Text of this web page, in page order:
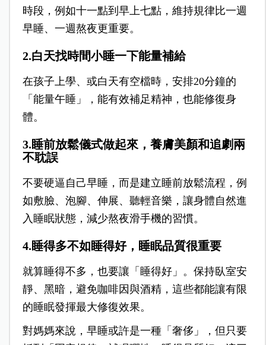
時段，例如十一點到早上七點，維持規律比一週
早睡、一週熬夜更重要。
2.白天找時間小睡一下能量補給
在孩子上學、或白天有空檔時，安排20分鐘的
「能量午睡」，能有效補足精神，也能修復身
體。
3.睡前放鬆儀式做起來，養膚美顏和追劇兩
不耽誤
不要硬逼自己早睡，而是建立睡前放鬆流程，例
如敷臉、泡腳、伸展、聽輕音樂，讓身體自然進
入睡眠狀態，減少熬夜滑手機的習慣。
4.睡得多不如睡得好，睡眠品質很重要
就算睡得不多，也要讓「睡得好」。保持臥室安
靜、黑暗，避免咖啡因與酒精，這些都能讓有限
的睡眠發揮最大修復效果。
對媽媽來說，早睡或許是一種「奢侈」，但只要